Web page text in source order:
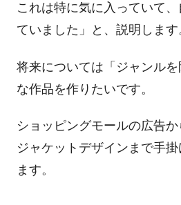
これは特に気に入っていて
ていました」と、説明します
将来については「ジャンル
な作品を作りたいです。
ショッピングモールの広告
ジャケットデザインまで手
ます。